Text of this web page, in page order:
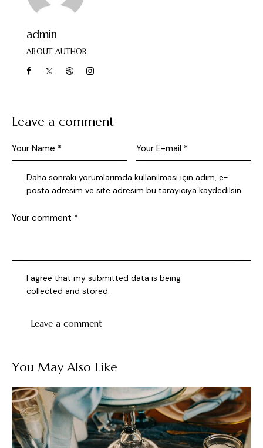
admin
ABOUT AUTHOR
Leave a comment
Daha sonraki yorumlarımda kullanılması için adım, e-
posta adresim ve site adresim bu tarayıcıya kaydedilsin.
I agree that my submitted data is being
collected and stored.
You May Also Like